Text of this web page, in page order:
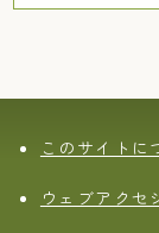
このサイトに
ウェブアクセ